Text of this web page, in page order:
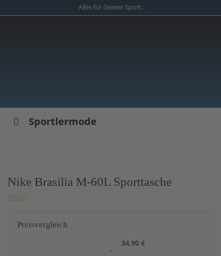
to
Alles für deinen Sport.
Sportlermode
Nike Brasilia M-60L Sporttasche
Preisvergleich
34,90 €
*